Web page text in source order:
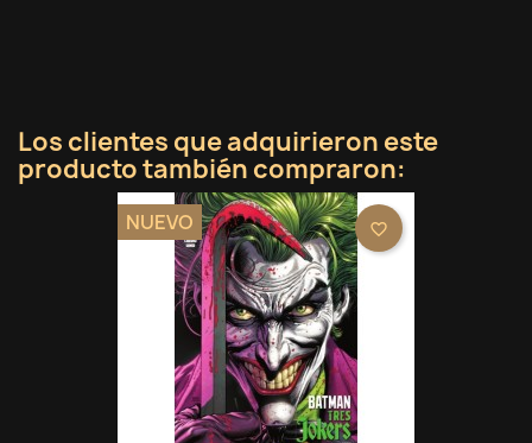
Los clientes que adquirieron este
producto también compraron:
NUEVO favorite_border